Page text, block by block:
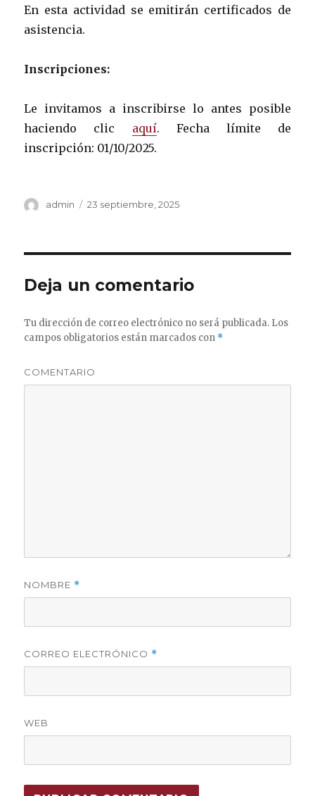
En esta actividad se emitirán certificados de
asistencia.
Inscripciones:
Le invitamos a inscribirse lo antes posible
haciendo clic aquí. Fecha límite de
inscripción: 01/10/2025.
Autor
admin
Publicado
23 septiembre, 2025
Deja un comentario
Tu dirección de correo electrónico no será publicada. Los
campos obligatorios están marcados con *
COMENTARIO
NOMBRE *
CORREO ELECTRÓNICO *
WEB